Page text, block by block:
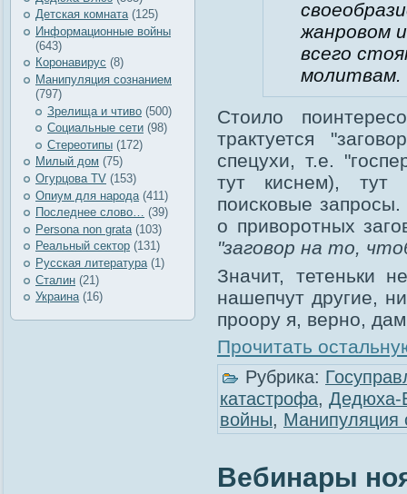
Детская комната(125)
Информационные войны
(643)
Коронавирус (8)
Манипуляция сознанием
(797)
Зрелища и чтиво (500)
Социальные сети (98)
Стереотипы (172)
Милый дом (75)
Огурцова TV (153)
Опиум для народа (411)
Последнее слово… (39)
Рersona non grata (103)
Реальный сектор (131)
Русская литература (1)
Сталин (21)
Украина(16)
жанровом
всего
молитвам.
Стоило
трактуется "загово
спецухи, т.е.
тут киснем), тут
поисковые
о приворотных
"заговор на то,
Значит, тетеньки
нашепчут другие,
проору я, верно,
Прочитать
Рубрика:
катастрофа, Дедюха-
войны, Манипуляция
Вебинары